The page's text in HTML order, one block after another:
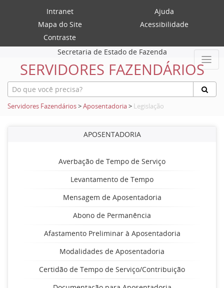
Intranet
Ajuda
Mapa do Site
Acessibilidade
Contraste
Secretaria de Estado de Fazenda
SERVIDORES FAZENDÁRIOS
Servidores Fazendários>Aposentadoria> Legislação
APOSENTADORIA
Averbação de Tempo de Serviço
Levantamento de Tempo
Mensagem de Aposentadoria
Abono de Permanência
Afastamento Preliminar à Aposentadoria
Modalidades de Aposentadoria
Certidão de Tempo de Serviço/Contribuição